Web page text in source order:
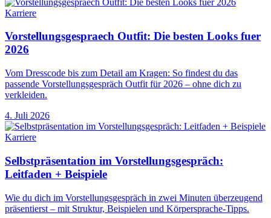
Karriere
Vorstellungsgespraech Outfit: Die besten Looks fuer
2026
Vom Dresscode bis zum Detail am Kragen: So findest du das
passende Vorstellungsgespräch Outfit für 2026 – ohne dich zu
verkleiden.
4. Juli 2026
Karriere
Selbstpräsentation im Vorstellungsgespräch:
Leitfaden + Beispiele
Wie du dich im Vorstellungsgespräch in zwei Minuten überzeugend
präsentierst – mit Struktur, Beispielen und Körpersprache-Tipps.